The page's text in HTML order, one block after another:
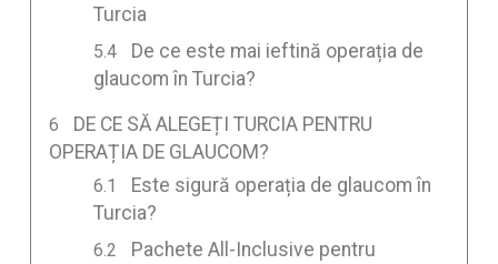
Turcia
De ce este mai ieftină operația de
glaucom în Turcia?
DE CE SĂ ALEGEȚI TURCIA PENTRU
OPERAȚIA DE GLAUCOM?
Este sigură operația de glaucom în
Turcia?
Pachete All-Inclusive pentru